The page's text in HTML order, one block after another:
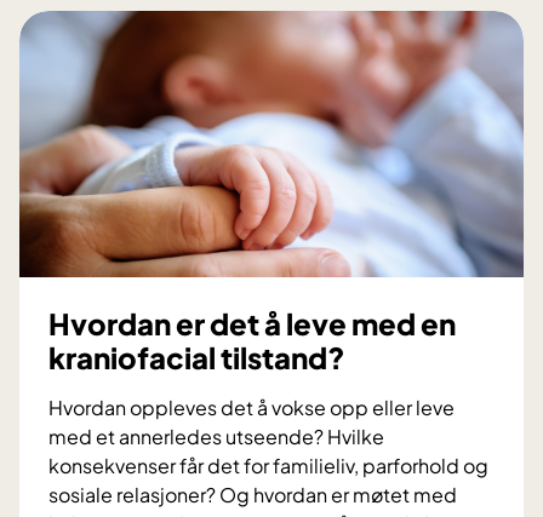
r
a
d
l
n
s
e
t
e
r
s
Hvordan er det å leve med en
kraniofacial tilstand?
Hvordan oppleves det å vokse opp eller leve
med et annerledes utseende? Hvilke
konsekvenser får det for familieliv, parforhold og
sosiale relasjoner? Og hvordan er møtet med